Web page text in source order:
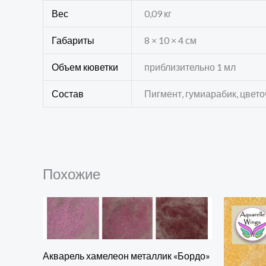
Вес 0,09 кг
Габариты 8 × 10 × 4 см
Объем кюветки приблизительно 1 мл
Состав Пигмент, гумиарабик,
Похожие
Акварель хамелеон металлик «Бордо»